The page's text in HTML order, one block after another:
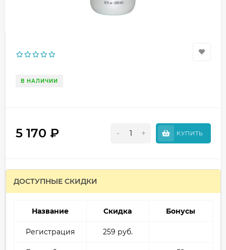
В НАЛИЧИИ
5 170 ₽ - + КУПИТЬ
ДОСТУПНЫЕ СКИДКИ
Название Скидка Бонусы
Регистрация 259 руб.